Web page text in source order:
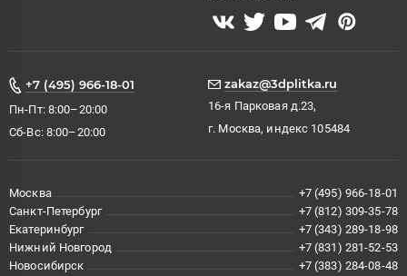
+7 (495) 966-18-01
Пн-Пт: 8:00–20:00
Сб-Вс: 8:00–20:00
zakaz@3dplitka.ru
16-я Парковая д.23,
г. Москва, индекс 105484
Москва
+7 (495) 966-18-01
Санкт-Петербург
+7 (812) 309-35-78
Екатеринбург
+7 (343) 289-18-98
Нижний Новгород
+7 (831) 281-52-53
Новосибирск
+7 (383) 284-08-48